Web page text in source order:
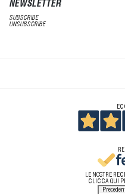
NEWSLETTER
SUBSCRIBE
UNSUBSCRIBE
LE NOSTRE
CLICCA QUI